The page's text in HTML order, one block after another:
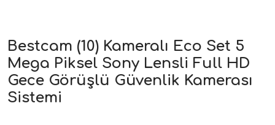
Bestcam (10) Kameralı Eco Set 5
Mega Piksel Sony Lensli Full HD
Gece Görüşlü Güvenlik Kamerası
Sistemi